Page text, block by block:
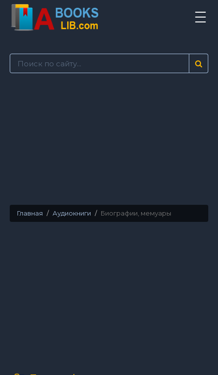
Главная Аудиокниги Биографии, мемуары